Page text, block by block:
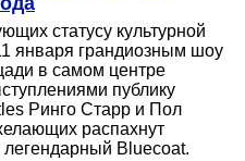
статусу культурной
января грандиозным шоу
в самом центре
публику
Ринго Старр и Пол
распахнут
легендарный Bluecoat.